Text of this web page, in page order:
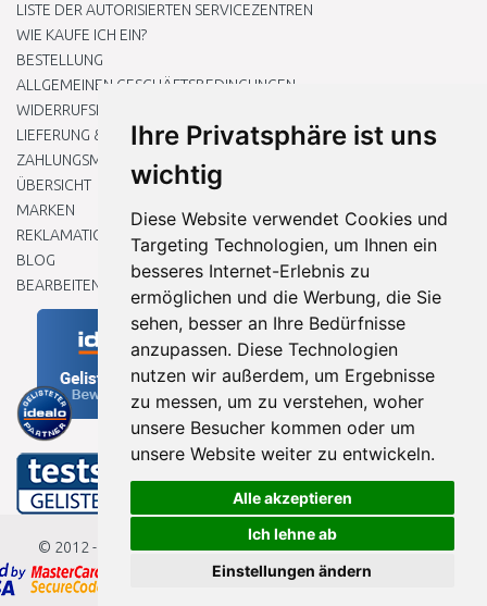
Ihre Privatsphäre ist uns
wichtig
Diese Website verwendet Cookies und
Targeting Technologien, um Ihnen ein
besseres Internet-Erlebnis zu
ermöglichen und die Werbung, die Sie
sehen, besser an Ihre Bedürfnisse
anzupassen. Diese Technologien
nutzen wir außerdem, um Ergebnisse
zu messen, um zu verstehen, woher
unsere Besucher kommen oder um
unsere Website weiter zu entwickeln.
Alle akzeptieren
Ich lehne ab
Einstellungen ändern
LISTE DER AUTORISIERTEN SERVICEZENTREN
WIE KAUFE ICH EIN?
BESTELLUNG
ALLGEMEINEN GESCHÄFTSBEDINGUNGEN
WIDERRUFSRECHT
LIEFERUNG & ZAHLUNG
ZAHLUNGSMETHODEN
ÜBERSICHT
MARKEN
REKLAMATIONEN UND RETOUREN
BLOG
BEARBEITEN SIE MEINE COOKIE-EINSTELLUNGEN
© 2012 - 2026Baumarkteu.de